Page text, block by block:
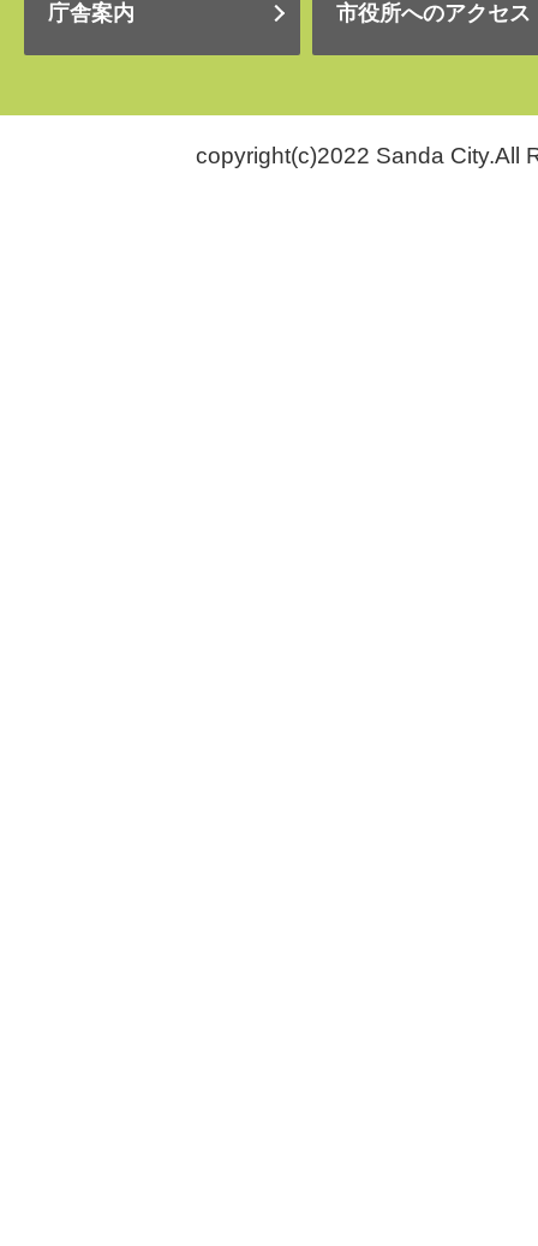
庁舎案内 市役所へのアクセス
copyright(c)2022 Sanda City.All